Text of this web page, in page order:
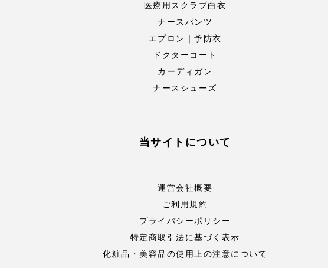
医療用スクラブ白衣
ナースパンツ
エプロン｜予防衣
ドクターコート
カーディガン
ナースシューズ
当サイトについて
運営会社概要
ご利用規約
プライバシーポリシー
特定商取引法に基づく表示
化粧品・美容品の使用上の注意について